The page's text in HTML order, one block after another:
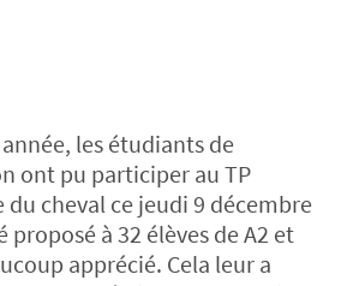
les étudiants de
ont pu participer au TP
cheval ce jeudi 9 décembre
proposé à 32 élèves de A2 et
apprécié. Cela leur a